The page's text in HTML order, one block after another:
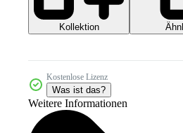
Kollektion
Kostenlose Lizenz
Was ist das?
Weitere Informationen